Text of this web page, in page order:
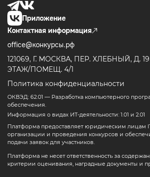
Приложение
Контактная информация
office@конкурсы.рф
121069, Г. МОСКВА, ПЕР. ХЛЕБНЫЙ, Д.
ЭТАЖ/ПОМЕЩ. 4/1
Политика конфиденциальности
ОКВЭД: 62.01 — Разработка компьютерного
обеспечения.
Информация о видах ИТ-деятельности: 1.01 и 2.01
Платформа предоставляет юридическим лицам
организации и проведения конкурсов и
подачи заявок для участников.
Платформа не несет ответственность за
критерии оценивания, наградные документы и